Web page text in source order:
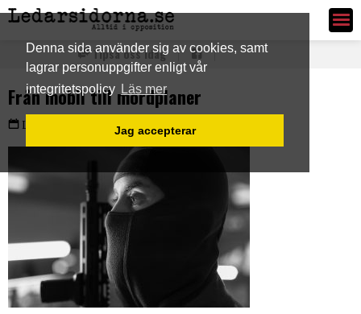
Denna sida använder sig av cookies, samt
lagrar personuppgifter enligt vår
integritetspolicy Läs mer
Jag accepterar
Ledarsidorna.se
Tipsa oss idag
Från mobil till mordplaner
Lördag 4 apr 2026